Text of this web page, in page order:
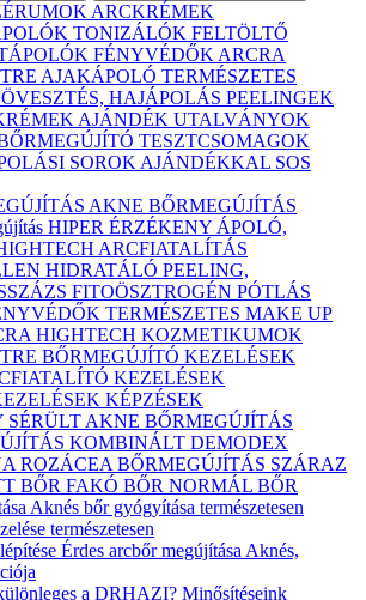
ARCKRÉMEK
TONIZÁLÓK FELTÖLTŐ
FÉNYVÉDŐK ARCRA
AJAKÁPOLÓ TERMÉSZETES
HAJÁPOLÁS PEELINGEK
AJÁNDÉK UTALVÁNYOK
TESZTCSOMAGOK
SOROK AJÁNDÉKKAL SOS
AKNE BŐRMEGÚJÍTÁS
HIPER ÉRZÉKENY ÁPOLÓ,
ARCFIATALÍTÁS
HIDRATÁLÓ PEELING,
FITOÖSZTROGÉN PÓTLÁS
TERMÉSZETES MAKE UP
HIGHTECH KOZMETIKUMOK
BŐRMEGÚJÍTÓ KEZELÉSEK
KEZELÉSEK
KÉPZÉSEK
SÉRÜLT AKNE BŐRMEGÚJÍTÁS
KOMBINÁLT DEMODEX
ROZÁCEA BŐRMEGÚJÍTÁS SZÁRAZ
BŐR FAKÓ BŐR NORMÁL BŐR
Aknés bőr gyógyítása természetesen
természetesen
Érdes arcbőr megújítása Aknés,
a DRHAZI? Minősítéseink